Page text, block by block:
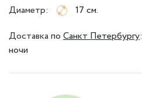
Диаметр:
17 см.
Доставка по Санкт Петербургу:
ночи